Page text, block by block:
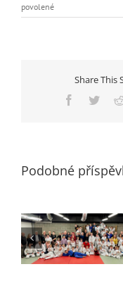
povolenéu
textu
Share This
Facebook
Podobné
Turnaj